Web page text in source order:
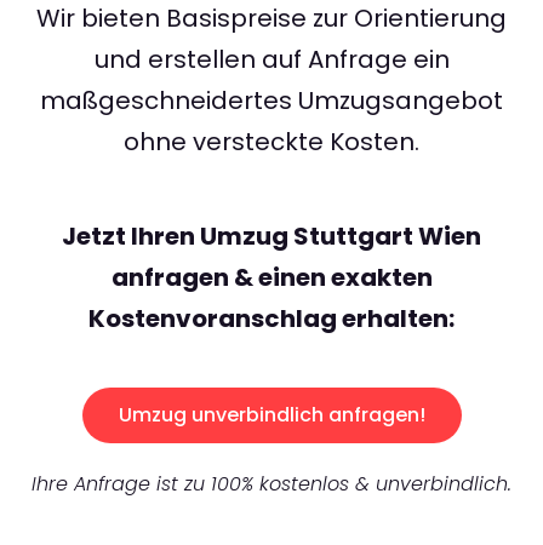
Wir bieten Basispreise zur Orientierung
und erstellen auf Anfrage ein
maßgeschneidertes Umzugsangebot
ohne versteckte Kosten.
Jetzt Ihren Umzug Stuttgart Wien
anfragen & einen exakten
Kostenvoranschlag erhalten:
Umzug unverbindlich anfragen!
Ihre Anfrage ist zu 100% kostenlos & unverbindlich.